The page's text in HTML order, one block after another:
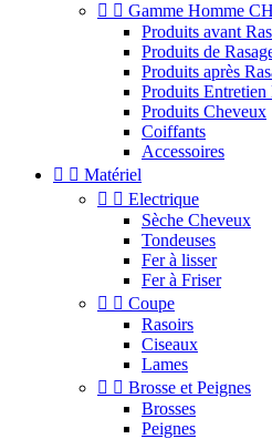
  Gamme Homme
Produits avant
Produits de
Produits après
Produits Entretien
Produits Cheveux
Coiffants
Accessoires
  Matériel
  Electrique
Sèche Cheveux
Tondeuses
Fer à lisser
Fer à Friser
  Coupe
Rasoirs
Ciseaux
Lames
  Brosse et Peignes
Brosses
Peignes